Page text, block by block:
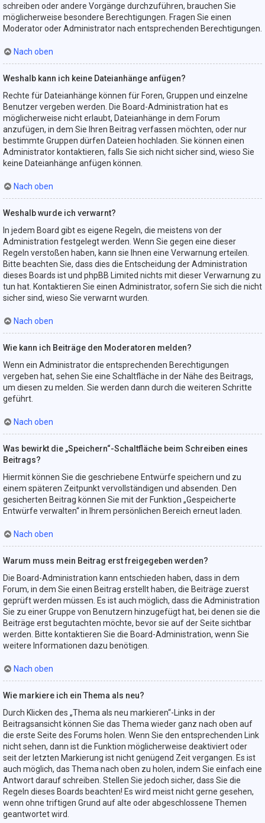
schreiben oder andere Vorgänge durchzuführen, brauchen Sie
möglicherweise besondere Berechtigungen. Fragen Sie einen
Moderator oder Administrator nach entsprechenden Berechtigungen.
Nach oben
Weshalb kann ich keine Dateianhänge anfügen?
Rechte für Dateianhänge können für Foren, Gruppen und einzelne
Benutzer vergeben werden. Die Board-Administration hat es
möglicherweise nicht erlaubt, Dateianhänge in dem Forum
anzufügen, in dem Sie Ihren Beitrag verfassen möchten, oder nur
bestimmte Gruppen dürfen Dateien hochladen. Sie können einen
Administrator kontaktieren, falls Sie sich nicht sicher sind, wieso Sie
keine Dateianhänge anfügen können.
Nach oben
Weshalb wurde ich verwarnt?
In jedem Board gibt es eigene Regeln, die meistens von der
Administration festgelegt werden. Wenn Sie gegen eine dieser
Regeln verstoßen haben, kann sie Ihnen eine Verwarnung erteilen.
Bitte beachten Sie, dass dies die Entscheidung der Administration
dieses Boards ist und phpBB Limited nichts mit dieser Verwarnung zu
tun hat. Kontaktieren Sie einen Administrator, sofern Sie sich die nicht
sicher sind, wieso Sie verwarnt wurden.
Nach oben
Wie kann ich Beiträge den Moderatoren melden?
Wenn ein Administrator die entsprechenden Berechtigungen
vergeben hat, sehen Sie eine Schaltfläche in der Nähe des Beitrags,
um diesen zu melden. Sie werden dann durch die weiteren Schritte
geführt.
Nach oben
Was bewirkt die „Speichern“-Schaltfläche beim Schreiben eines
Beitrags?
Hiermit können Sie die geschriebene Entwürfe speichern und zu
einem späteren Zeitpunkt vervollständigen und absenden. Den
gesicherten Beitrag können Sie mit der Funktion „Gespeicherte
Entwürfe verwalten“ in Ihrem persönlichen Bereich erneut laden.
Nach oben
Warum muss mein Beitrag erst freigegeben werden?
Die Board-Administration kann entschieden haben, dass in dem
Forum, in dem Sie einen Beitrag erstellt haben, die Beiträge zuerst
geprüft werden müssen. Es ist auch möglich, dass die Administration
Sie zu einer Gruppe von Benutzern hinzugefügt hat, bei denen sie die
Beiträge erst begutachten möchte, bevor sie auf der Seite sichtbar
werden. Bitte kontaktieren Sie die Board-Administration, wenn Sie
weitere Informationen dazu benötigen.
Nach oben
Wie markiere ich ein Thema als neu?
Durch Klicken des „Thema als neu markieren“-Links in der
Beitragsansicht können Sie das Thema wieder ganz nach oben auf
die erste Seite des Forums holen. Wenn Sie den entsprechenden Link
nicht sehen, dann ist die Funktion möglicherweise deaktiviert oder
seit der letzten Markierung ist nicht genügend Zeit vergangen. Es ist
auch möglich, das Thema nach oben zu holen, indem Sie einfach eine
Antwort darauf schreiben. Stellen Sie jedoch sicher, dass Sie die
Regeln dieses Boards beachten! Es wird meist nicht gerne gesehen,
wenn ohne triftigen Grund auf alte oder abgeschlossene Themen
geantwortet wird.